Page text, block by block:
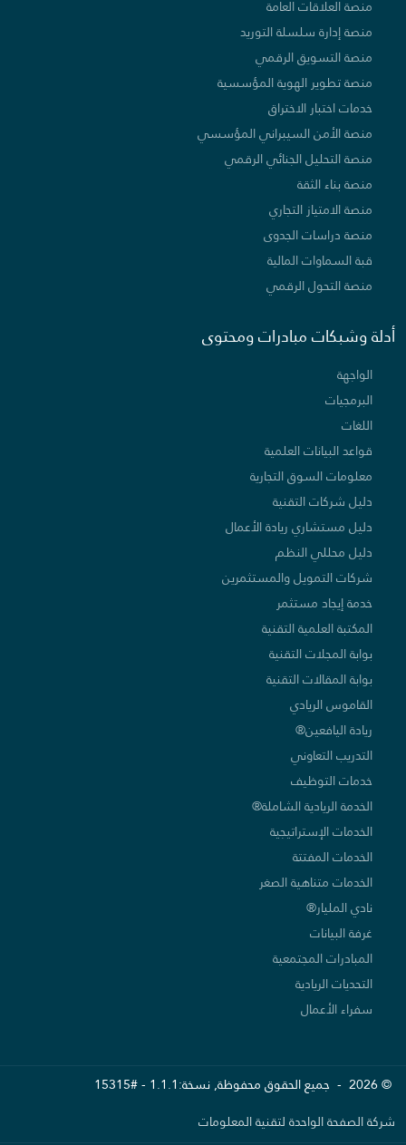
منصة العلاقات العامة
منصة إدارة سلسلة التوريد
منصة التسويق الرقمي
منصة تطوير الهوية المؤسسية
خدمات اختبار الاختراق
منصة الأمن السيبراني المؤسسي
منصة التحليل الجنائي الرقمي
منصة بناء الثقة
منصة الامتياز التجاري
منصة دراسات الجدوى
قبة السماوات المالية
منصة التحول الرقمي
أدلة وشبكات مبادرات ومحتوى
الواجهة
البرمجيات
اللغات
قواعد البيانات العلمية
معلومات السوق التجارية
دليل شركات التقنية
دليل مستشاري ريادة الأعمال
دليل محللي النظم
شركات التمويل والمستثمرين
خدمة إيجاد مستثمر
المكتبة العلمية التقنية
بوابة المجلات التقنية
بوابة المقالات التقنية
القاموس الريادي
ريادة اليافعين®
التدريب التعاوني
خدمات التوظيف
الخدمة الريادية الشاملة®
الخدمات الإستراتيجية
الخدمات المفتتة
الخدمات متناهية الصغر
نادي المليار®
غرفة البيانات
المبادرات المجتمعية
التحديات الريادية
سفراء الأعمال
© 2026 - جميع الحقوق محفوظة, نسخة:1.1.1 - #15315
شركة الصفحة الواحدة لتقنية المعلومات